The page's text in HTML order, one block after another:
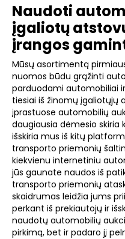
Naudoti
įgaliotų
įrangos
Mūsų asortimentą
nuomos būdu grąžinti
parduodami automobiliai
tiesiai iš žinomų įgaliotųjų
įprastuose automobilių
daugiausia dėmesio skiria
išskiria mus iš kitų
transporto priemonių
kiekvienu internetiniu
jūs gaunate naudos iš
transporto priemonių
skaidrumas leidžia jums
perkant iš prekiautojų ir
naudotų automobilių
pirkimą, bet ir padaro jį